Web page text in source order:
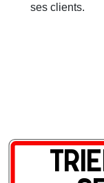
ses clients.